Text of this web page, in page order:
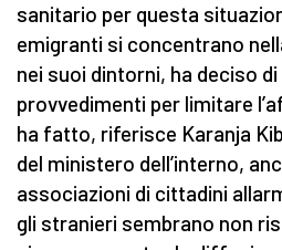
sanitario per questa
emigranti si concentrano
nei suoi dintorni, ha deciso
provvedimenti per limitare
ha fatto, riferisce Karanja
del ministero dell’interno,
associazioni di cittadini
gli stranieri sembrano non